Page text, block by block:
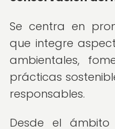
Se centra en
que integre
ambientales,
prácticas
responsables.
Desde el